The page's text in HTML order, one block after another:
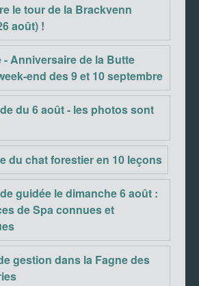
le tour de la Brackvenn
août) !
- Anniversaire de la Butte
end des 9 et 10 septembre
du 6 août - les photos sont
du chat forestier en 10 leçons
guidée le dimanche 6 août :
de Spa connues et
gestion dans la Fagne des